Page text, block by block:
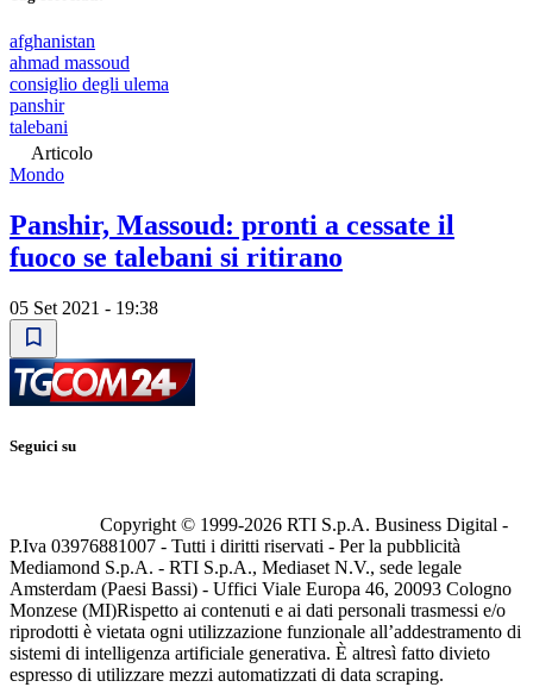
afghanistan
ahmad massoud
consiglio degli ulema
panshir
talebani
Articolo
Mondo
Panshir, Massoud: pronti a cessate il
fuoco se talebani si ritirano
05 Set 2021 - 19:38
Seguici su
Copyright © 1999-2026 RTI S.p.A. Business Digital -
P.Iva 03976881007 - Tutti i diritti riservati - Per la pubblicità
Mediamond S.p.A. - RTI S.p.A., Mediaset N.V., sede legale
Amsterdam (Paesi Bassi) - Uffici Viale Europa 46, 20093 Cologno
Monzese (MI)Rispetto ai contenuti e ai dati personali trasmessi e/o
riprodotti è vietata ogni utilizzazione funzionale all’addestramento di
sistemi di intelligenza artificiale generativa. È altresì fatto divieto
espresso di utilizzare mezzi automatizzati di data scraping.